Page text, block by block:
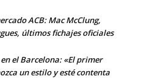
ACB: Mac McClung,
últimos fichajes oficiales
el Barcelona: «El primer
un estilo y esté contenta